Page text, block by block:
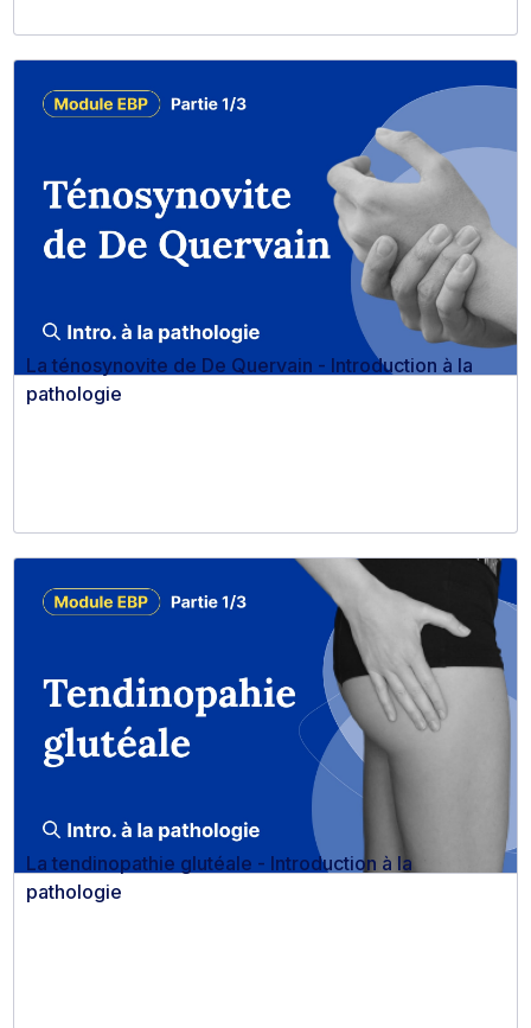
La ténosynovite de De Quervain - Introduction à la
pathologie
La tendinopathie glutéale - Introduction à la
pathologie